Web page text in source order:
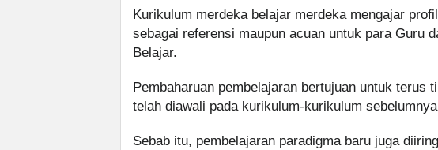
Kurikulum merdeka belajar merdeka mengajar
sebagai referensi maupun acuan untuk para Guru
Belajar.
Pembaharuan pembelajaran bertujuan untuk terus
telah diawali pada kurikulum-kurikulum
Sebab itu, pembelajaran paradigma baru juga